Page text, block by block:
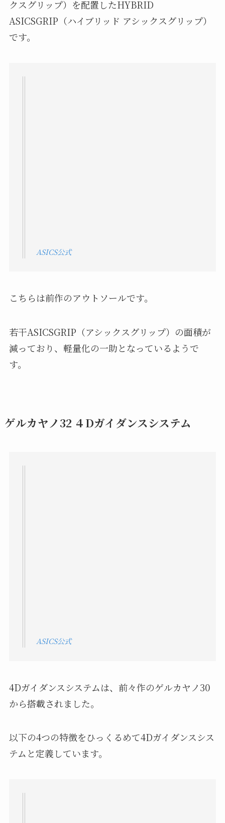
クスグリップ）を配置したHYBRID
ASICSGRIP（ハイブリッド アシックスグリップ）
です。
ASICS公式
こちらは前作のアウトソールです。
若干ASICSGRIP（アシックスグリップ）の面積が
減っており、軽量化の一助となっているようで
す。
ゲルカヤノ32 ４Dガイダンスシステム
ASICS公式
4Dガイダンスシステムは、前々作のゲルカヤノ30
から搭載されました。
以下の4つの特徴をひっくるめて4Dガイダンスシス
テムと定義しています。